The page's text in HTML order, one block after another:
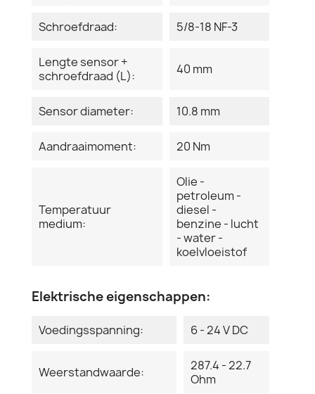
Schroefdraad: 5/8-18 NF-3
Lengte sensor +
schroefdraad (L):
40 mm
Sensor diameter: 10.8 mm
Aandraaimoment: 20 Nm
Temperatuur
medium:
Olie -
petroleum -
diesel -
benzine - lucht
- water -
koelvloeistof
Elektrische eigenschappen:
Voedingsspanning: 6 - 24 V DC
Weerstandwaarde:
287.4 - 22.7
Ohm